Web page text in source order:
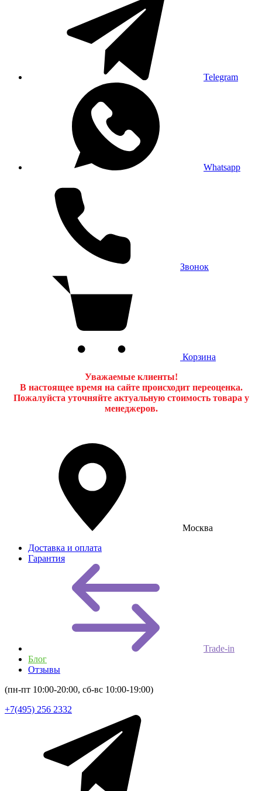
Telegram
Whatsapp
Звонок
Корзина
Уважаемые клиенты!
В настоящее время на сайте происходит переоценка.
Пожалуйста уточняйте актуальную стоимость товара у
менеджеров.
Москва
Доставка и оплата
Гарантия
Trade-in
Блог
Отзывы
(пн-пт 10:00-20:00, сб-вс 10:00-19:00)
+7(495) 256 2332